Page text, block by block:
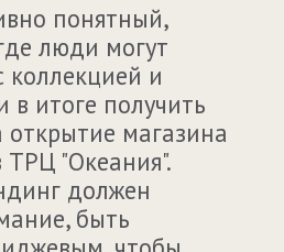
понятный,
люди могут
коллекцией и
в итоге получить
магазина
"Океания".
должен
быть